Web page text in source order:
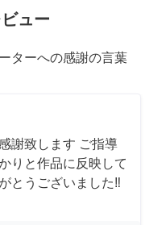
ュー
ターへの感謝の言葉
謝致します ご指導
りと作品に反映して
とうございました‼️